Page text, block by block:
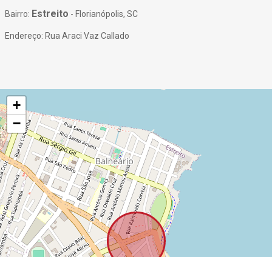
Bairro: Estreito - Florianópolis, SC
Endereço: Rua Araci Vaz Callado
+
−